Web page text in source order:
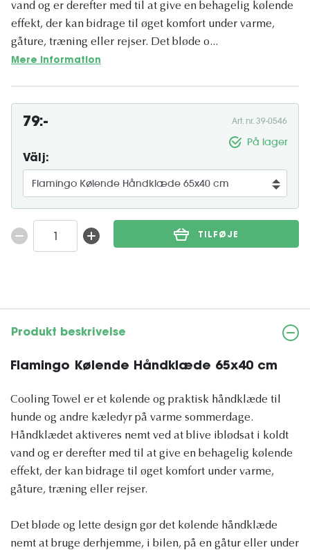
vand og er derefter med til at give en behagelig kølende
effekt, der kan bidrage til øget komfort under varme,
gåture, træning eller rejser. Det bløde o...
Mere information
79:- Art. nr. 39-0546
På lager
Välj:
TILFØJE
Produkt beskrivelse
Flamingo Kølende Håndklæde 65x40 cm
Cooling Towel er et kølende og praktisk håndklæde til
hunde og andre kæledyr på varme sommerdage.
Håndklædet aktiveres nemt ved at blive iblødsat i koldt
vand og er derefter med til at give en behagelig kølende
effekt, der kan bidrage til øget komfort under varme,
gåture, træning eller rejser.
Det bløde og lette design gør det kølende håndklæde
nemt at bruge derhjemme, i bilen, på en gåtur eller under